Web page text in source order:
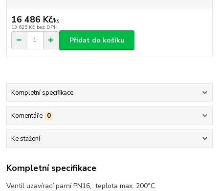
16 486 Kč/ks
13 625 Kč bez DPH
Přidat do košíku
Kompletní specifikace
Komentáře 0
Ke stažení
Kompletní specifikace
Ventil uzavírací parní PN16, teplota max. 200°C